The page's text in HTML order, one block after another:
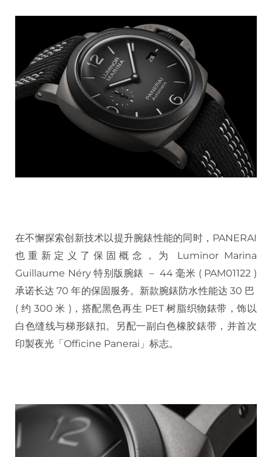
在不懈探索创新技术以提升腕錶性能的同时，PANERAI
也重新定义了保固概念，为 Luminor Marina
Guillaume Néry 特别版腕錶 – 44 毫米 ( PAM01122 )
承诺长达 70 年的保固服务。新款腕錶防水性能达 30 巴
( 约 300 米 )，搭配黑色再生 PET 树脂织物錶带，饰以
白色缝线与梯形錶扣。另配一副白色橡胶錶带，并首次
印製夜光「Officine Panerai」标志。